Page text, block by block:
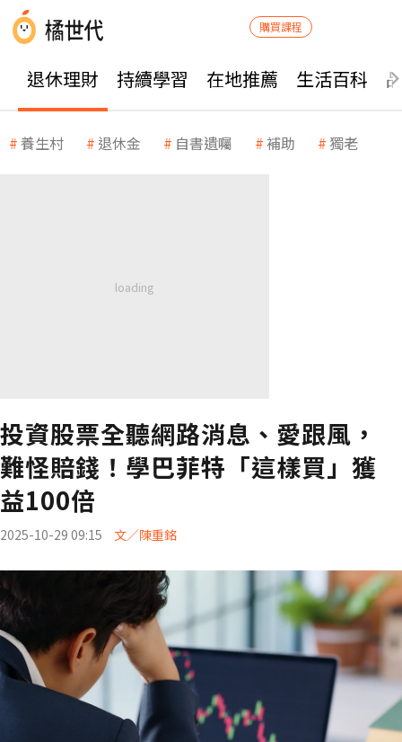
購買課程
退休理財 持續學習 在地推薦 生活百科
養生村 退休金 自書遺囑 補助 獨老
投資股票全聽網路消息、愛跟風，
難怪賠錢！學巴菲特「這樣買」獲
益100倍
2025-10-29 09:15 文／陳重銘